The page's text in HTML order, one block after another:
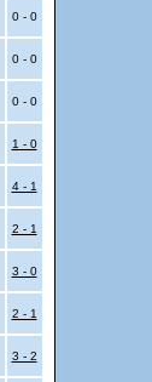
0 - 0
0 - 0
0 - 0
1 - 0
4 - 1
2 - 1
3 - 0
2 - 1
3 - 2